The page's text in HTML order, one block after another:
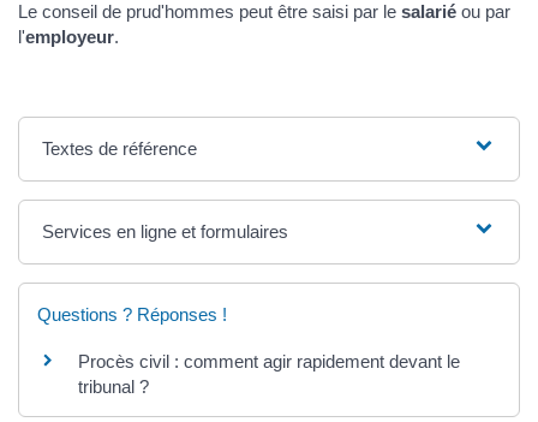
Le conseil de prud'hommes peut être saisi par le salarié ou par
l'employeur.
Textes de référence
Services en ligne et formulaires
Questions ? Réponses !
Procès civil : comment agir rapidement devant le
tribunal ?